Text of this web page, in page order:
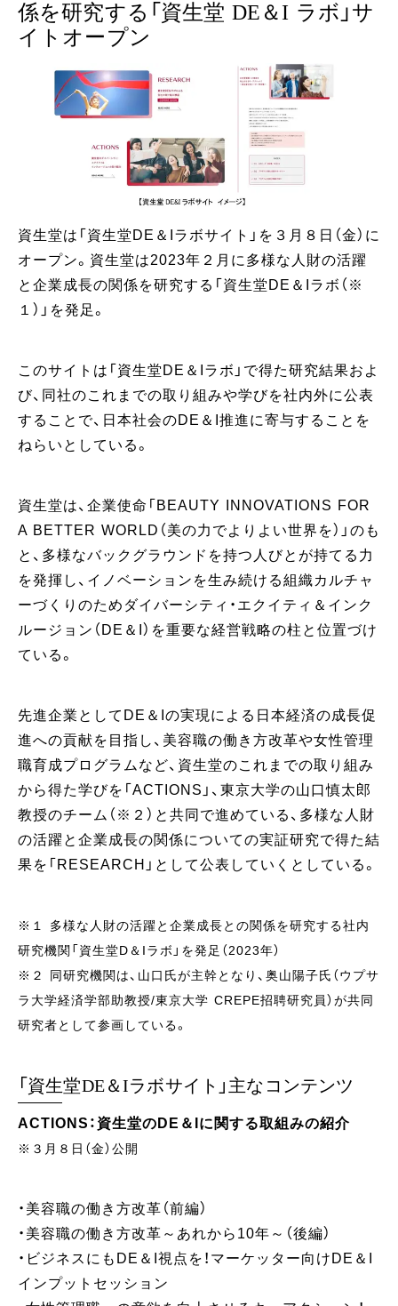
係を研究する「資生堂 DE＆I ラボ」サ
イトオープン
資生堂は「資生堂DE＆Iラボサイト」を３月８日（金）に
オープン。資生堂は2023年２月に多様な人財の活躍
と企業成長の関係を研究する「資生堂DE＆Iラボ（※
１）」を発足。
このサイトは「資生堂DE＆Iラボ」で得た研究結果およ
び、同社のこれまでの取り組みや学びを社内外に公表
することで、日本社会のDE＆I推進に寄与することを
ねらいとしている。
資生堂は、企業使命「BEAUTY INNOVATIONS FOR
A BETTER WORLD（美の力でよりよい世界を）」のも
と、多様なバックグラウンドを持つ人びとが持てる力
を発揮し、イノベーションを生み続ける組織カルチャ
ーづくりのためダイバーシティ・エクイティ＆インク
ルージョン（DE＆I）を重要な経営戦略の柱と位置づけ
ている。
先進企業としてDE＆Iの実現による日本経済の成長促
進への貢献を目指し、美容職の働き方改革や女性管理
職育成プログラムなど、資生堂のこれまでの取り組み
から得た学びを「ACTIONS」、東京大学の山口慎太郎
教授のチーム（※２）と共同で進めている、多様な人財
の活躍と企業成長の関係についての実証研究で得た結
果を「RESEARCH」として公表していくとしている。
※１ 多様な人財の活躍と企業成長との関係を研究する社内
研究機関「資生堂D＆Iラボ」を発足（2023年）
※２ 同研究機関は、山口氏が主幹となり、奥山陽子氏（ウプサ
ラ大学経済学部助教授/東京大学 CREPE招聘研究員）が共同
研究者として参画している。
「資生堂DE＆Iラボサイト」主なコンテンツ
ACTIONS：資生堂のDE＆Iに関する取組みの紹介
※３月８日（金）公開
・美容職の働き方改革（前編）
・美容職の働き方改革～あれから10年～（後編）
・ビジネスにもDE＆I視点を！マーケッター向けDE＆I
インプットセッション